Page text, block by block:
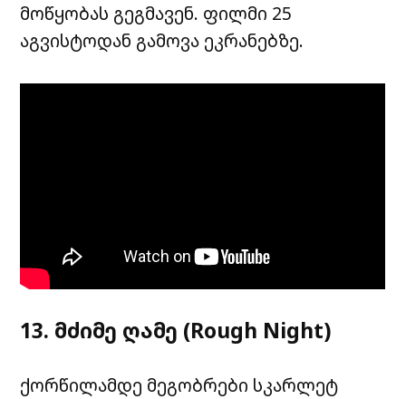
მოწყობას გეგმავენ. ფილმი 25
აგვისტოდან გამოვა ეკრანებზე.
13. მძიმე ღამე (Rough Night)
ქორწილამდე მეგობრები სკარლეტ